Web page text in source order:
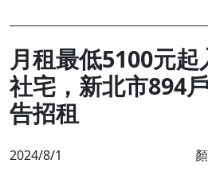
月租最低5100元
社宅，新北市894
告招租
2024/8/1